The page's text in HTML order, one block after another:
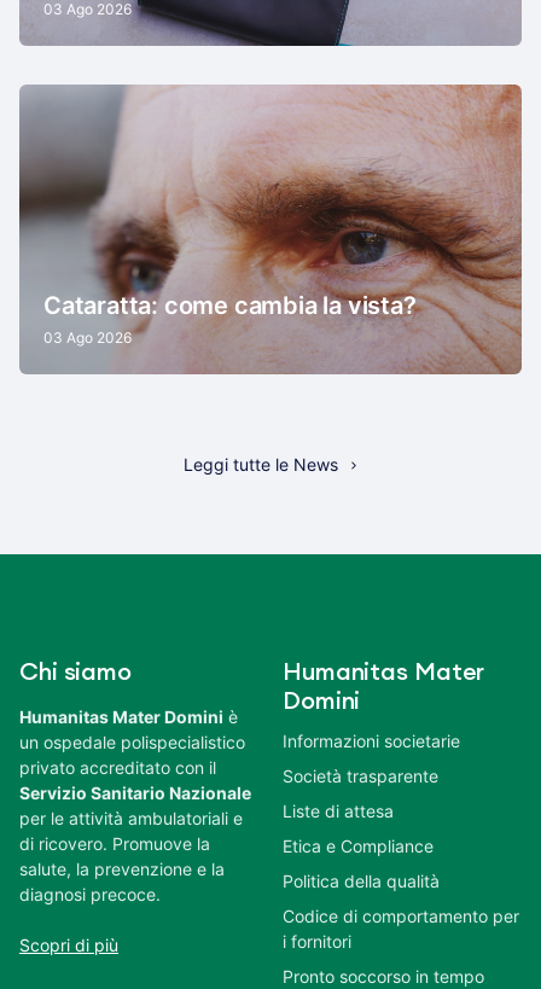
03 Ago 2026
Cataratta: come cambia la vista?
03 Ago 2026
Leggi tutte le News
Chi siamo
Humanitas Mater Domini è
un ospedale polispecialistico
privato accreditato con il
Servizio Sanitario Nazionale
per le attività ambulatoriali e
di ricovero. Promuove la
salute, la prevenzione e la
diagnosi precoce.
Scopri di più
Humanitas Mater
Domini
Informazioni societarie
Società trasparente
Liste di attesa
Etica e Compliance
Politica della qualità
Codice di comportamento per
i fornitori
Pronto soccorso in tempo